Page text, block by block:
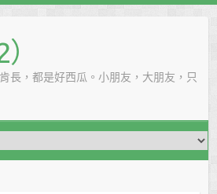
長，都是好西瓜。小朋友，大朋友，只